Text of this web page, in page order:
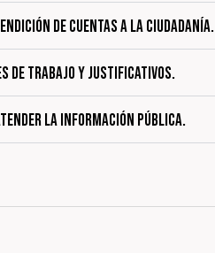
DE CUENTAS A LA CIUDADANÍA.
DE TRABAJO Y JUSTIFICATIVOS.
LA INFORMACIÓN PÚBLICA.